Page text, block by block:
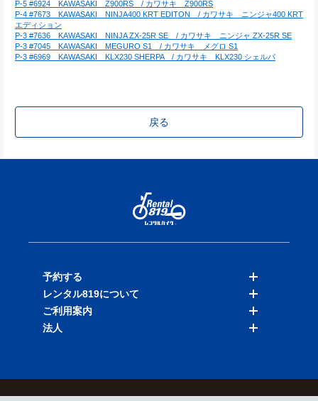
P-5 #6924　KAWASAKI　Z900RS　/ カワサキ　Z900RS
P-4 #7673　KAWASAKI　NINJA400 KRT EDITON　/ カワサキ　ニンジャ400 KRT
エディション
P-3 #7636　KAWASAKI　NINJA ZX-25R SE　/ カワサキ　ニンジャ ZX-25R SE
P-3 #7045　KAWASAKI　MEGURO S1　/ カワサキ　メグロ S1
P-3 #6969　KAWASAKI　KLX230 SHERPA　/ カワサキ　KLX230 シェルパ
戻る
予約する
バイクを探す
店舗を探す
レンタル819について
料金表
ご利用案内
法人